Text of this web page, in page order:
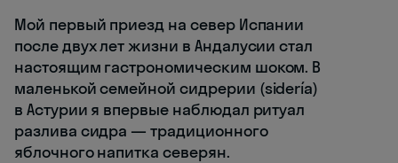
Мой первый приезд на север Испании
после двух лет жизни в Андалусии стал
настоящим гастрономическим шоком. В
маленькой семейной сидрерии (sidería)
в Астурии я впервые наблюдал ритуал
разлива сидра — традиционного
яблочного напитка северян.